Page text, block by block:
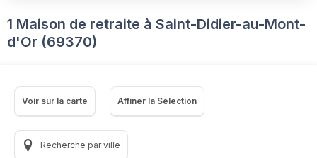
1 Maison de retraite à Saint-Didier-au-Mont-
d'Or (69370)
Voir sur la carte Affiner la Sélection
Recherche par ville